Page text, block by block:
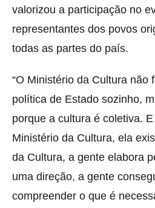
valorizou a participação no
representantes dos povos
todas as partes do país.
“O Ministério da Cultura não
política de Estado sozinho,
porque a cultura é coletiva.
Ministério da Cultura, ela
da Cultura, a gente elabora
uma direção, a gente
compreender o que é